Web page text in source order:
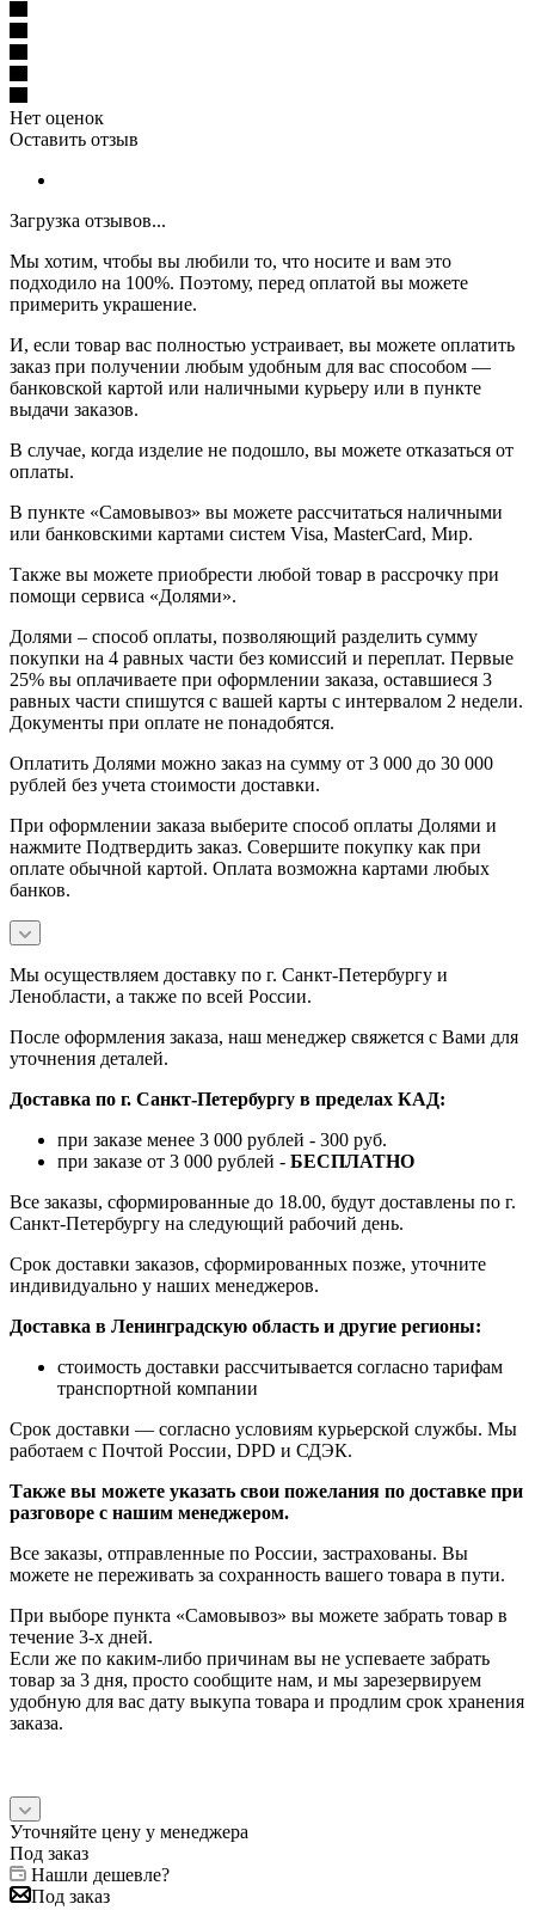
Нет оценок
Оставить отзыв
Загрузка отзывов...
Мы хотим, чтобы вы любили то, что носите и вам это
подходило на 100%. Поэтому, перед оплатой вы можете
примерить украшение.
И, если товар вас полностью устраивает, вы можете оплатить
заказ при получении любым удобным для вас способом —
банковской картой или наличными курьеру или в пункте
выдачи заказов.
В случае, когда изделие не подошло, вы можете отказаться от
оплаты.
В пункте «Самовывоз» вы можете рассчитаться наличными
или банковскими картами систем Visa, MasterCard, Мир.
Также вы можете приобрести любой товар в рассрочку при
помощи сервиса «Долями».
Долями – способ оплаты, позволяющий разделить сумму
покупки на 4 равных части без комиссий и переплат. Первые
25% вы оплачиваете при оформлении заказа, оставшиеся 3
равных части спишутся с вашей карты с интервалом 2 недели.
Документы при оплате не понадобятся.
Оплатить Долями можно заказ на сумму от 3 000 до 30 000
рублей без учета стоимости доставки.
При оформлении заказа выберите способ оплаты Долями и
нажмите Подтвердить заказ. Совершите покупку как при
оплате обычной картой. Оплата возможна картами любых
банков.
Мы осуществляем доставку по г. Санкт-Петербургу и
Ленобласти, а также по всей России.
После оформления заказа, наш менеджер свяжется с Вами для
уточнения деталей.
Доставка по г. Санкт-Петербургу в пределах КАД:
при заказе менее 3 000 рублей - 300 руб.
при заказе от 3 000 рублей - БЕСПЛАТНО
Все заказы, сформированные до 18.00, будут доставлены по г.
Санкт-Петербургу на следующий рабочий день.
Срок доставки заказов, сформированных позже, уточните
индивидуально у наших менеджеров.
Доставка в Ленинградскую область и другие регионы:
стоимость доставки рассчитывается согласно тарифам
транспортной компании
Срок доставки — согласно условиям курьерской службы. Мы
работаем с Почтой России, DPD и СДЭК.
Также вы можете указать свои пожелания по доставке при
разговоре с нашим менеджером.
Все заказы, отправленные по России, застрахованы. Вы
можете не переживать за сохранность вашего товара в пути.
При выборе пункта «Самовывоз» вы можете забрать товар в
течение 3-х дней.
Если же по каким-либо причинам вы не успеваете забрать
товар за 3 дня, просто сообщите нам, и мы зарезервируем
удобную для вас дату выкупа товара и продлим срок хранения
заказа.
Уточняйте цену у менеджера
Под заказ
Нашли дешевле?
Под заказ